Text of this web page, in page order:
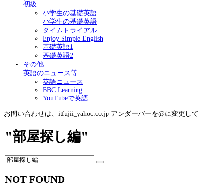
初級
小学生の基礎英語
小学生の基礎英語
タイムトライアル
Enjoy Simple English
基礎英語1
基礎英語2
その他
英語のニュース等
英語ニュース
BBC Learning
YouTubeで英語
お問い合わせは、itfujii_yahoo.co.jp アンダーバーを@に変更して
"部屋探し編"
NOT FOUND